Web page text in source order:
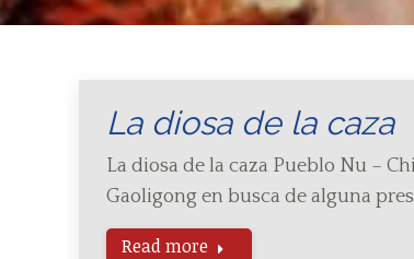
La diosa de la caza
La diosa de la caza Pueblo Nu –
Gaoligong en busca de alguna
Read more